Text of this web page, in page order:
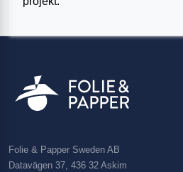
Folie & Papper Sweden AB
Datavägen 37, 436 32 Askim